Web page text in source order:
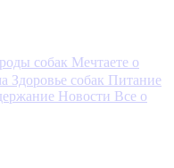
собак Мечтаете о
Здоровье собак Питание
Новости Все о